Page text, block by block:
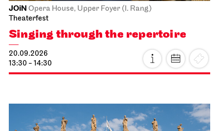
JOiN Opera House, Upper Foyer (I. Rang)
Theaterfest
Singing through the repertoire
20.09.2026
13:30 - 14:30